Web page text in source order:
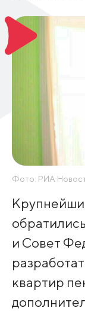
Фото: РИА
и Совет
квартир